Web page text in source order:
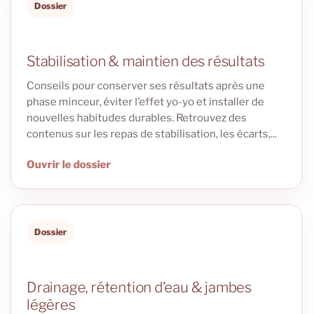
Dossier
Stabilisation & maintien des résultats
Conseils pour conserver ses résultats après une
phase minceur, éviter l’effet yo-yo et installer de
nouvelles habitudes durables. Retrouvez des
contenus sur les repas de stabilisation, les écarts,...
Ouvrir le dossier
Dossier
Drainage, rétention d’eau & jambes
légères